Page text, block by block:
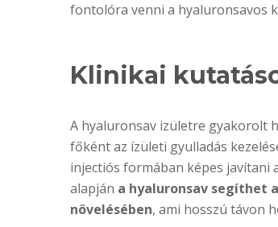
fontolóra venni a hyaluronsavos
Klinikai
A hyaluronsav izületre gyakorolt
főként az ízületi gyulladás
injectiós formában képes javítani
alapján a hyaluronsav segíthet
növelésében, ami hosszú távon